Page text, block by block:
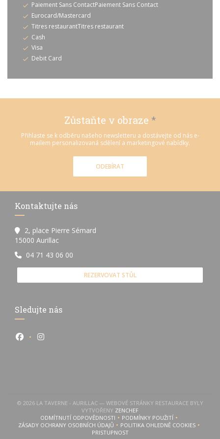
Paiement Sans ContactPaiement Sans Contact
Eurocard/Mastercard
Titres restaurantTitres restaurant
Cash
Visa
Debit Card
Zůstaňte v obraze *
Přihlaste se k odběru našeho newsletteru a dostávejte od nás e-
mailem personalizovaná sdělení a marketingové nabídky.
ODEBÍRAT
Kontaktujte nás
2, place Pierre Sémard
15000 Aurillac((otevře se v novém okně))
04 71 43 06 00
REZERVOVAT STŮL
Sledujte nás
Facebook ((otevře se v novém okně))
Instagram ((otevře se v novém okně))
© 2026 LA TAVERNE - AURILLAC — WEBOVÉ STRÁNKY RESTAURACE BYLY
VYTVOŘENY ZENCHEF((OTEVŘE SE V NOVÉM OKNĚ))
ODMÍTNUTÍ ODPOVĚDNOSTI((OTEVŘE SE V NOVÉM OKNĚ))
PODMÍNKY POUŽITÍ((OTEVŘE SE V NOVÉM
ZÁSADY OCHRANY OSOBNÍCH ÚDAJŮ
((OTEVŘE SE V NOVÉM OKNĚ))POLITIKA OHLEDNĚ COOKIES
((OTEVŘE SE V NOVÉM
PRISTUPNOST
((OTEVŘE SE V NOVÉM OKNĚ))